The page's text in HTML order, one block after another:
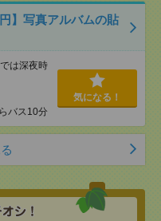
】写真アルバムの貼
は深夜時
バス10分
気になる！